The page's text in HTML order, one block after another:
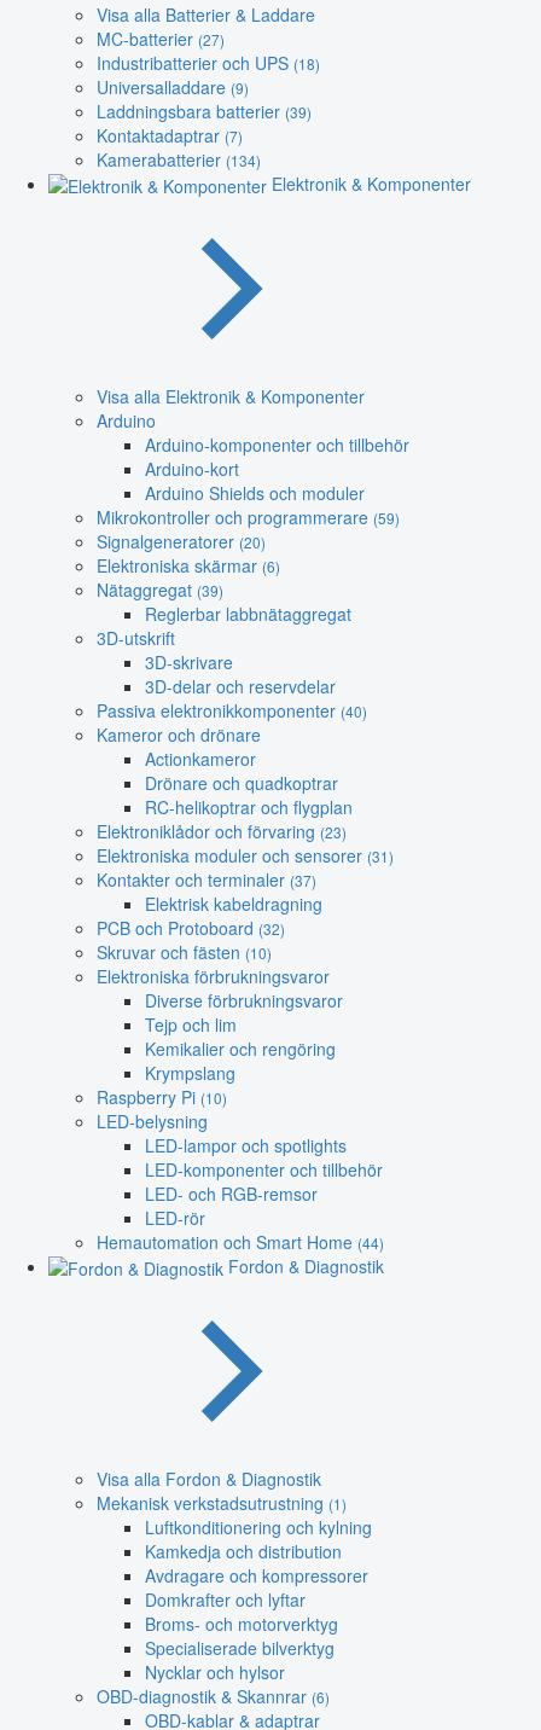
Visa alla Batterier & Laddare
MC-batterier (27)
Industribatterier och UPS (18)
Universalladdare (9)
Laddningsbara batterier (39)
Kontaktadaptrar (7)
Kamerabatterier (134)
Elektronik & Komponenter
Visa alla Elektronik & Komponenter
Arduino
Arduino-komponenter och tillbehör
Arduino-kort
Arduino Shields och moduler
Mikrokontroller och programmerare (59)
Signalgeneratorer (20)
Elektroniska skärmar (6)
Nätaggregat (39)
Reglerbar labbnätaggregat
3D-utskrift
3D-skrivare
3D-delar och reservdelar
Passiva elektronikkomponenter (40)
Kameror och drönare
Actionkameror
Drönare och quadkoptrar
RC-helikoptrar och flygplan
Elektroniklådor och förvaring (23)
Elektroniska moduler och sensorer (31)
Kontakter och terminaler (37)
Elektrisk kabeldragning
PCB och Protoboard (32)
Skruvar och fästen (10)
Elektroniska förbrukningsvaror
Diverse förbrukningsvaror
Tejp och lim
Kemikalier och rengöring
Krympslang
Raspberry Pi (10)
LED-belysning
LED-lampor och spotlights
LED-komponenter och tillbehör
LED- och RGB-remsor
LED-rör
Hemautomation och Smart Home (44)
Fordon & Diagnostik
Visa alla Fordon & Diagnostik
Mekanisk verkstadsutrustning (1)
Luftkonditionering och kylning
Kamkedja och distribution
Avdragare och kompressorer
Domkrafter och lyftar
Broms- och motorverktyg
Specialiserade bilverktyg
Nycklar och hylsor
OBD-diagnostik & Skannrar (6)
OBD-kablar & adaptrar